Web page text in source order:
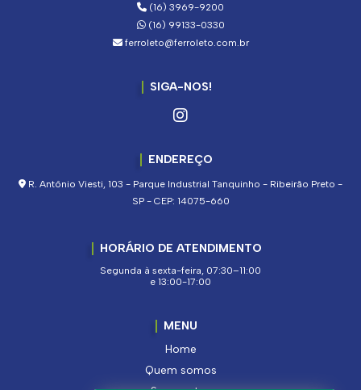
(16) 3969-9200
(16) 99133-0330
ferroleto@ferroleto.com.br
SIGA-NOS!
ENDEREÇO
R. Antônio Viesti, 103 - Parque Industrial Tanquinho - Ribeirão Preto -
SP - CEP: 14075-660
HORÁRIO DE ATENDIMENTO
Segunda à sexta-feira, 07:30–11:00
e 13:00-17:00
MENU
Home
Quem somos